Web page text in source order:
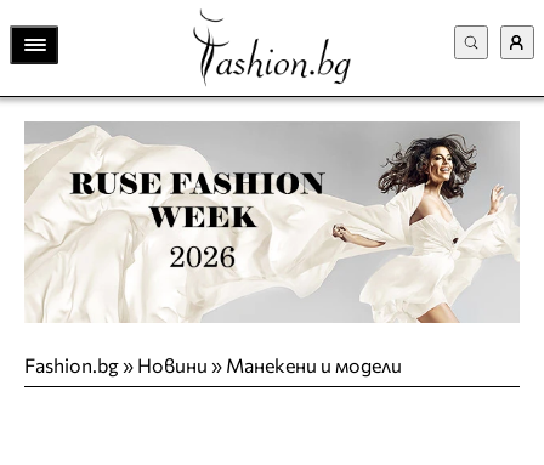
Fashion.bg» Новини » Манекени и модели